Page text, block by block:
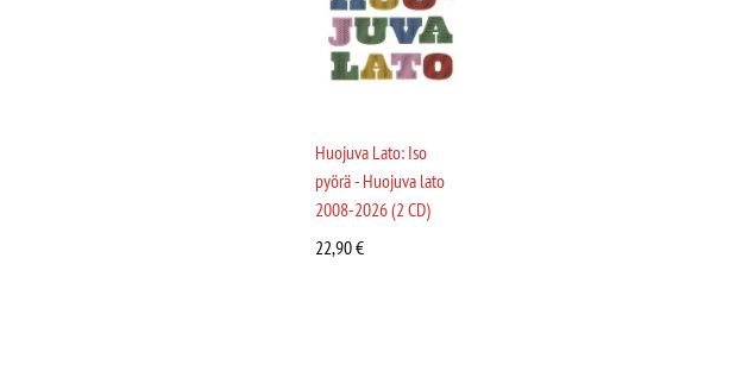
Huojuva Lato: Iso
pyörä - Huojuva lato
2008-2026 (2 CD)
22,90€